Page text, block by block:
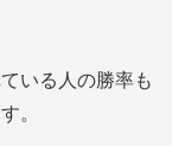
いる人の勝率も
。